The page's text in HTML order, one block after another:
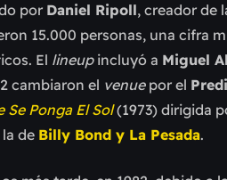
por Daniel Ripoll, creador de
15.000 personas, una cifra
El lineupincluyó a Miguel
cambiaron el venuepor el
Se Ponga El Sol(1973) dirigida
de Billy Bond y La Pesada.